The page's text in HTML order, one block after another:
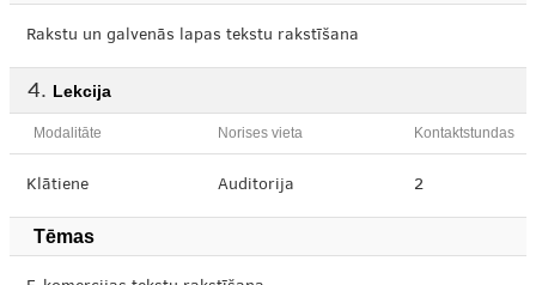
Rakstu un galvenās lapas tekstu rakstīšana
Lekcija
Modalitāte Norises vieta Kontaktstundas
Klātiene Auditorija 2
Tēmas